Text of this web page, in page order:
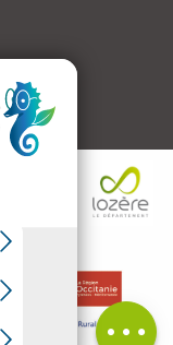
Description
Réserver
par email
Avis